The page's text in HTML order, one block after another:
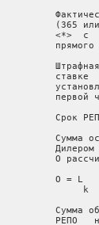
(365
<*>  с
прямого
ставке
первой
Срок
Сумма
Дилером
О
O = L
k
Сумма
РЕПО